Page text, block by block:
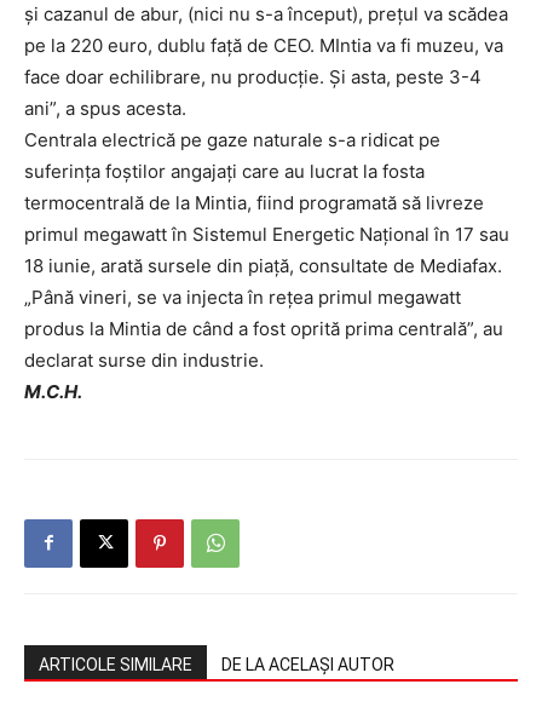
și cazanul de abur, (nici nu s-a început), prețul va scădea
pe la 220 euro, dublu față de CEO. MIntia va fi muzeu, va
face doar echilibrare, nu producție. Și asta, peste 3-4
ani”, a spus acesta.
Centrala electrică pe gaze naturale s-a ridicat pe
suferința foștilor angajați care au lucrat la fosta
termocentrală de la Mintia, fiind programată să livreze
primul megawatt în Sistemul Energetic Național în 17 sau
18 iunie, arată sursele din piață, consultate de Mediafax.
„Până vineri, se va injecta în rețea primul megawatt
produs la Mintia de când a fost oprită prima centrală”, au
declarat surse din industrie.
M.C.H.
ARTICOLE SIMILARE DE LA ACELAȘI AUTOR